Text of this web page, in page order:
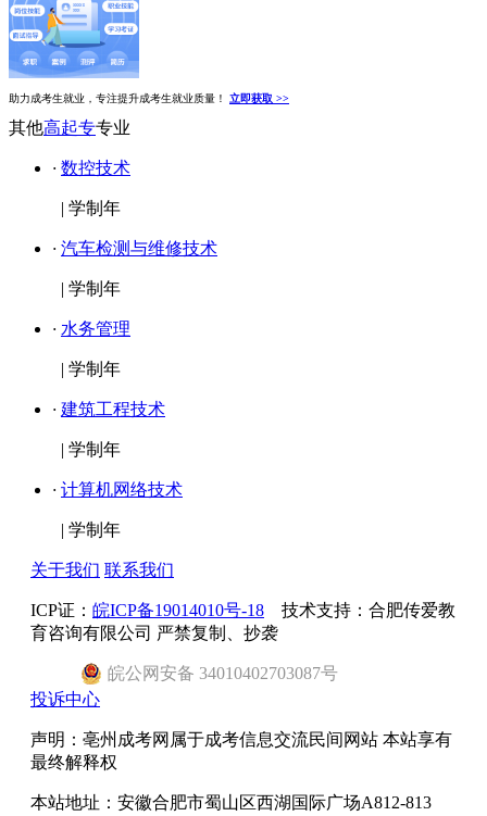
助力成考生就业，专注提升成考生就业质量！ 立即获取 >>
其他高起专专业
· 数控技术
| 学制年
· 汽车检测与维修技术
| 学制年
· 水务管理
| 学制年
· 建筑工程技术
| 学制年
· 计算机网络技术
| 学制年
关于我们 联系我们
ICP证： 皖ICP备19014010号-18 技术支持：合肥传爱教
育咨询有限公司 严禁复制、抄袭
皖公网安备 34010402703087号
投诉中心
声明：亳州成考网属于成考信息交流民间网站 本站享有
最终解释权
本站地址：安徽合肥市蜀山区西湖国际广场A812-813